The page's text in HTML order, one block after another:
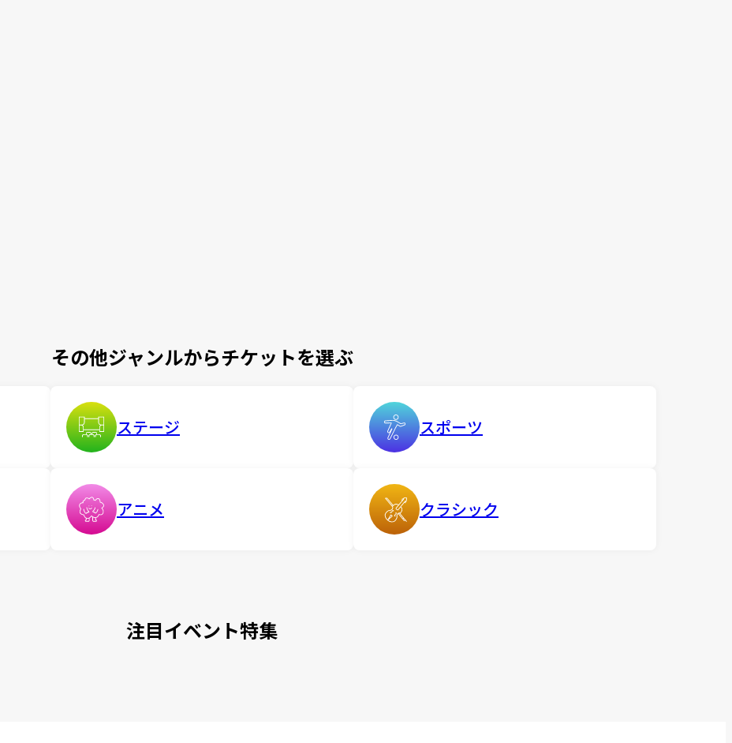
その他ジャンルからチケットを選ぶ
ステージ スポーツ
アニメ クラシック
注目イベント特集